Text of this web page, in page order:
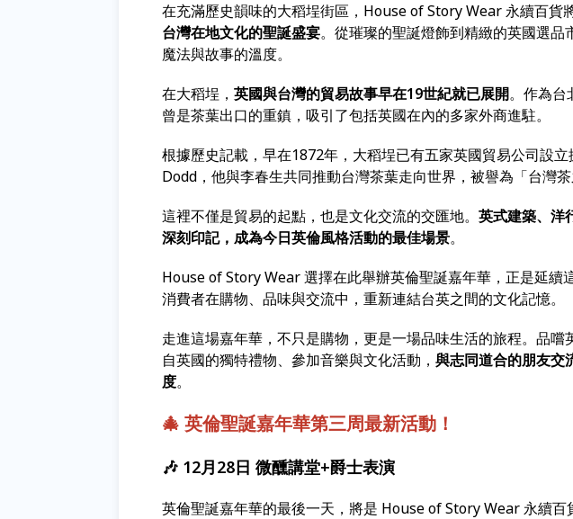
在充滿歷史韻味的大稻埕街區，House of Story Wear 永續百貨
台灣在地文化的聖誕盛宴。從璀璨的聖誕燈飾到精緻的英國選品
魔法與故事的溫度。
在大稻埕， 英國與台灣的貿易故事早在19世紀就已展開。作為台
曾是茶葉出口的重鎮，吸引了包括英國在內的多家外商進駐。
根據歷史記載，早在1872年，大稻埕已有五家英國貿易公司設
Dodd，他與李春生共同推動台灣茶葉走向世界，被譽為「台灣茶
這裡不僅是貿易的起點，也是文化交流的交匯地。 英式建築、洋
深刻印記，成為今日英倫風格活動的最佳場景。
House of Story Wear 選擇在此舉辦英倫聖誕嘉年華，正是延續
消費者在購物、品味與交流中，重新連結台英之間的文化記憶。
走進這場嘉年華，不只是購物，更是一場品味生活的旅程。品嚐
自英國的獨特禮物、參加音樂與文化活動， 與志同道合的朋友交
度。
🎄 英倫聖誕嘉年華第三周最新活動！
🎶 12月28日 微醺講堂+爵士表演
英倫聖誕嘉年華的最後一天，將是 House of Story Wear 永續百